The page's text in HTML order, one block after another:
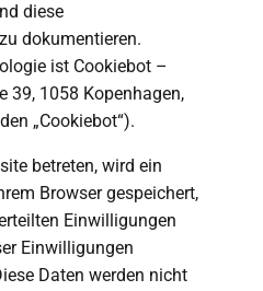
diese
dokumentieren.
ist Cookiebot –
39, 1058 Kopenhagen,
„Cookiebot“).
betreten, wird ein
Browser gespeichert,
Einwilligungen
Einwilligungen
Daten werden nicht